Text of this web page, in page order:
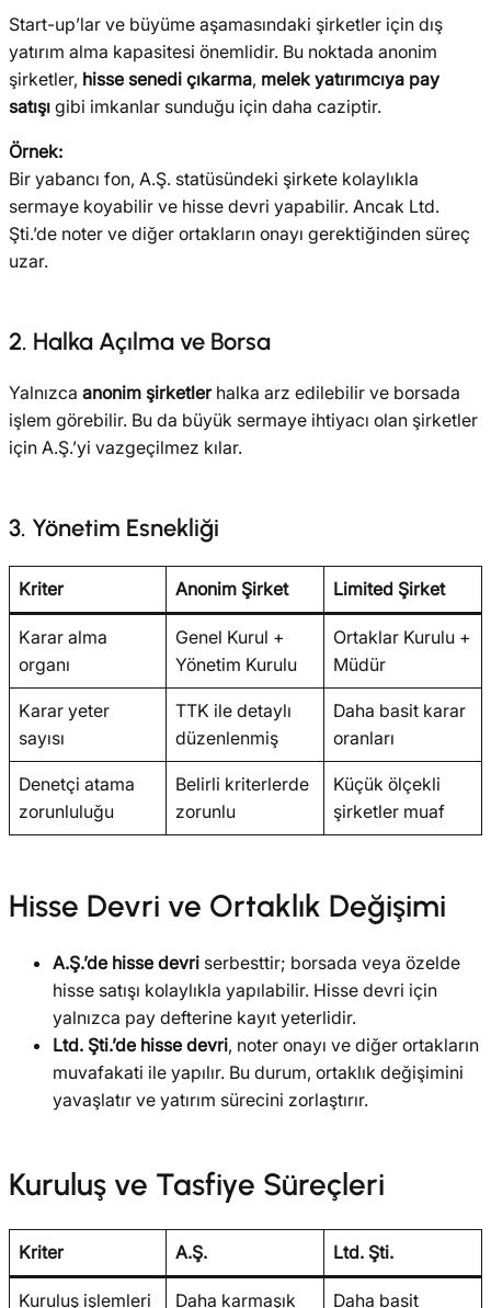
Start-up’lar ve büyüme aşamasındaki şirketler için dış
yatırım alma kapasitesi önemlidir. Bu noktada anonim
şirketler, hisse senedi çıkarma, melek yatırımcıya pay
satışı gibi imkanlar sunduğu için daha caziptir.
Örnek:
Bir yabancı fon, A.Ş. statüsündeki şirkete kolaylıkla
sermaye koyabilir ve hisse devri yapabilir. Ancak Ltd.
Şti.’de noter ve diğer ortakların onayı gerektiğinden süreç
uzar.
2. Halka Açılma ve Borsa
Yalnızca anonim şirketlerhalka arz edilebilir ve borsada
işlem görebilir. Bu da büyük sermaye ihtiyacı olan şirketler
için A.Ş.’yi vazgeçilmez kılar.
3. Yönetim Esnekliği
Kriter Anonim Şirket Limited Şirket
Karar alma
organı
Genel Kurul +
Yönetim Kurulu
Ortaklar Kurulu +
Müdür
Karar yeter
sayısı
TTK ile detaylı
düzenlenmiş
Daha basit karar
oranları
Denetçi atama
zorunluluğu
Belirli kriterlerde
zorunlu
Küçük ölçekli
şirketler muaf
Hisse Devri ve Ortaklık Değişimi
A.Ş.’de hisse devri serbesttir; borsada veya özelde
hisse satışı kolaylıkla yapılabilir. Hisse devri için
yalnızca pay defterine kayıt yeterlidir.
Ltd. Şti.’de hisse devri, noter onayı ve diğer ortakların
muvafakati ile yapılır. Bu durum, ortaklık değişimini
yavaşlatır ve yatırım sürecini zorlaştırır.
Kuruluş ve Tasfiye Süreçleri
Kriter A.Ş. Ltd. Şti.
Kuruluş işlemleri Daha karmaşık Daha basit